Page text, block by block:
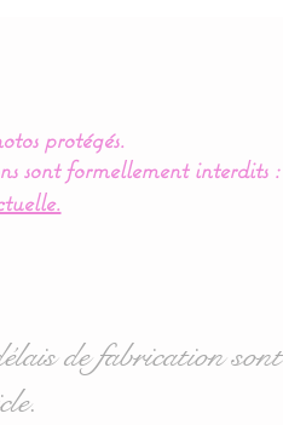
protégés.
sont formellement interdits :
de fabrication sont